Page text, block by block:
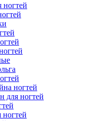
ногтей
ногтей
для ногтей
ногтей